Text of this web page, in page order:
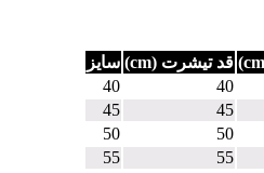
قد تیشرت (cm)
سایز
40
40
45
45
50
50
55
55